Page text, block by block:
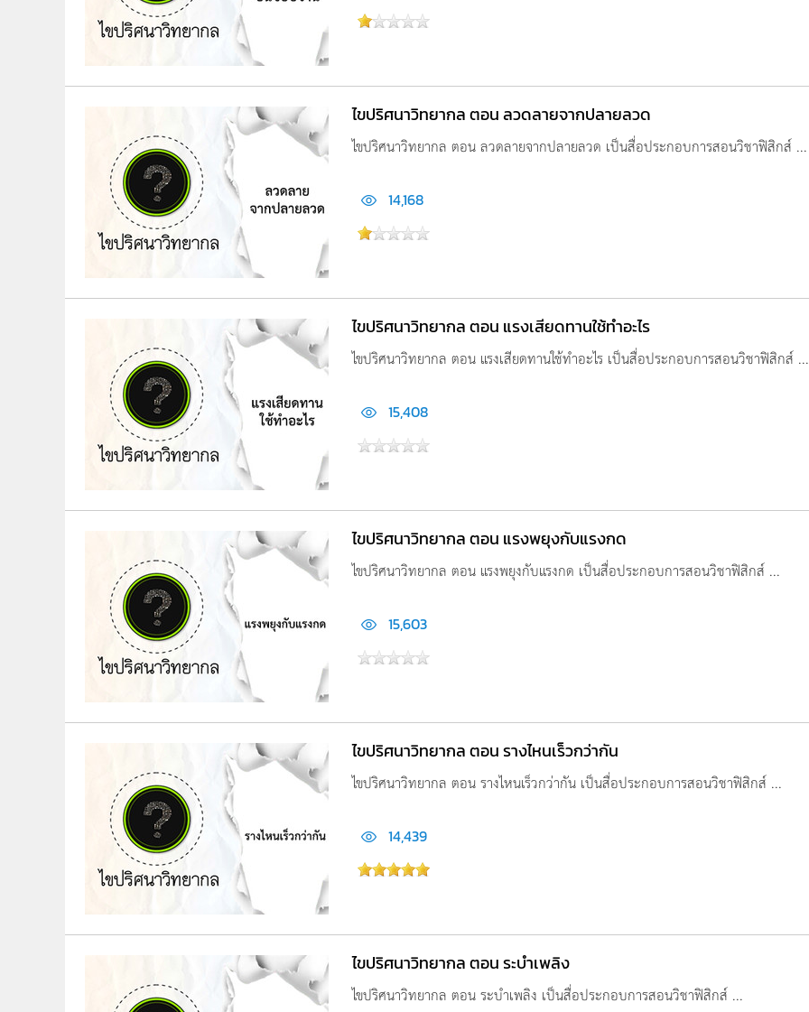
ไขปริศนาวิทยากล ตอน ลวดลายจากปลายลวด
ไขปริศนาวิทยากล ตอน ลวดลายจากปลายลวด เป็นสื่อประกอบการสอนวิชาฟิสิกส์ ...
14,168
ไขปริศนาวิทยากล ตอน แรงเสียดทานใช้ทำอะไร
ไขปริศนาวิทยากล ตอน แรงเสียดทานใช้ทำอะไร เป็นสื่อประกอบการสอนวิชาฟิสิกส์ ...
15,408
ไขปริศนาวิทยากล ตอน แรงพยุงกับแรงกด
ไขปริศนาวิทยากล ตอน แรงพยุงกับแรงกด เป็นสื่อประกอบการสอนวิชาฟิสิกส์ ...
15,603
ไขปริศนาวิทยากล ตอน รางไหนเร็วกว่ากัน
ไขปริศนาวิทยากล ตอน รางไหนเร็วกว่ากัน เป็นสื่อประกอบการสอนวิชาฟิสิกส์ ...
14,439
ไขปริศนาวิทยากล ตอน ระบำเพลิง
ไขปริศนาวิทยากล ตอน ระบำเพลิง เป็นสื่อประกอบการสอนวิชาฟิสิกส์ ...